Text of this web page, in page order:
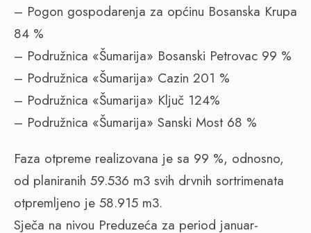
– Pogon gospodarenja za općinu Bosanska Krupa
84 %
– Podružnica «Šumarija» Bosanski Petrovac 99 %
– Podružnica «Šumarija» Cazin 201 %
– Podružnica «Šumarija» Ključ 124%
– Podružnica «Šumarija» Sanski Most 68 %
Faza otpreme realizovana je sa 99 %, odnosno,
od planiranih 59.536 m3 svih drvnih sortrimenata
otpremljeno je 58.915 m3.
Sječa na nivou Preduzeća za period januar-